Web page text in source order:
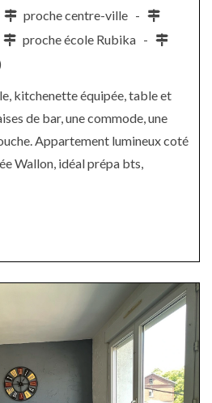
proche centre-ville -
proche école Rubika -
kitchenette équipée, table et
de bar, une commode, une
Appartement lumineux coté
Wallon, idéal prépa bts,